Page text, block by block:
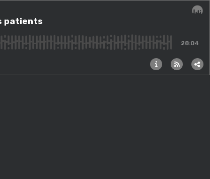
patients
28:04